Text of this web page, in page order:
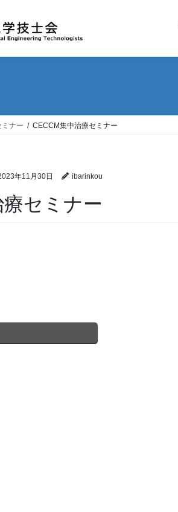
ナー CECCM集中治療セミナー
年11月30日 ibarinkou
セミナー